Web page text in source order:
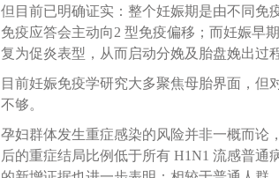
但目前已明确证实：整个妊娠期是由不同免
免疫应答会主动向2 型免疫偏移；而妊娠早
复为促炎表型，从而启动分娩及胎盘娩出过程
目前妊娠免疫学研究大多聚焦母胎界面，
不够。
孕妇群体发生重症感染的风险并非一概而论
后的重症结局比例低于所有 H1N1 流感普通